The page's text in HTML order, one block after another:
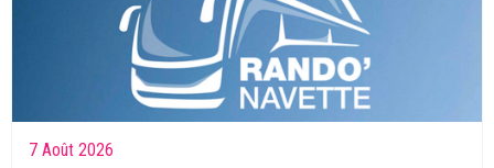
7 Août 2026